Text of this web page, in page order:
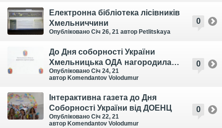
0
Електронна бібліотека лісівників
Хмельниччини
Опубліковано Січ 26, 21 автор Petlitskaya
0
До Дня соборності України
Хмельницька ОДА нагородила
кращі колективи педагогів-
позашкільників області
Опубліковано Січ 24, 21
автор Komendantov Volodumur
0
Інтерактивна газета до Дня
Соборності України від ДОЕНЦ
Опубліковано Січ 22, 21
автор Komendantov Volodumur